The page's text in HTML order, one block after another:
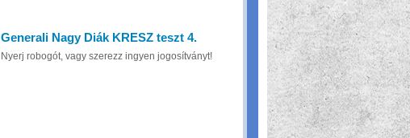
Generali Nagy Diák KRESZ teszt 4.
Nyerj robogót, vagy szerezz ingyen jogosítványt!